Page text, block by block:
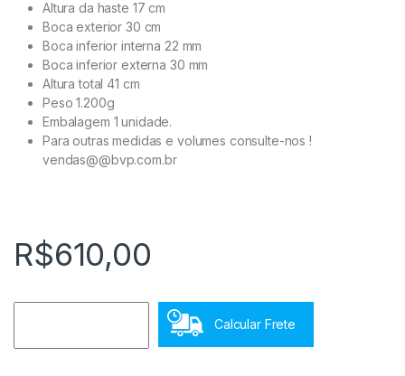
Altura da haste 17 cm
Boca exterior 30 cm
Boca inferior interna 22 mm
Boca inferior externa 30 mm
Altura total 41 cm
Peso 1.200g
Embalagem 1 unidade.
Para outras medidas e volumes consulte-nos !
vendas@@bvp.com.br
R$610,00
Calcular Frete